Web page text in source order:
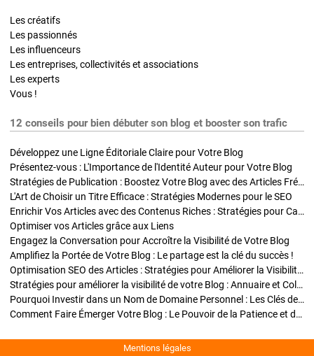
Les créatifs
Les passionnés
Les influenceurs
Les entreprises, collectivités et associations
Les experts
Vous !
12 conseils pour bien débuter son blog et booster son trafic
Développez une Ligne Éditoriale Claire pour Votre Blog
Présentez-vous : L'Importance de l'Identité Auteur pour Votre Blog
Stratégies de Publication : Boostez Votre Blog avec des Articles Fréquents et Exclusifs
L'Art de Choisir un Titre Efficace : Stratégies Modernes pour le SEO
Enrichir Vos Articles avec des Contenus Riches : Stratégies pour Captiver et Optimiser
Optimiser vos Articles grâce aux Liens
Engagez la Conversation pour Accroître la Visibilité de Votre Blog
Amplifiez la Portée de Votre Blog : Le partage est la clé du succès !
Optimisation SEO des Articles : Stratégies pour Améliorer la Visibilité de Votre Blog
Stratégies pour améliorer la visibilité de votre Blog : Annuaire et Collaborations
Pourquoi Investir dans un Nom de Domaine Personnel : Les Clés de la Réussite de Votre Blog
Comment Faire Émerger Votre Blog : Le Pouvoir de la Patience et de la Persévérance
Mentions légales